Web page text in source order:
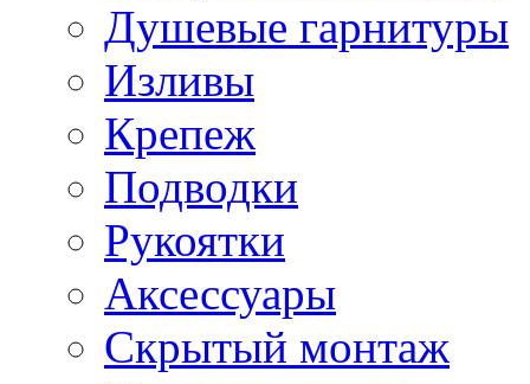
Душевые гарнитуры
Изливы
Крепеж
Подводки
Рукоятки
Аксессуары
Скрытый монтаж